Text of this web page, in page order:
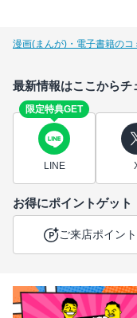
漫画(まんが)・電子書籍の
最新情報はここからチ
限定特典GET
LINE
お得にポイントゲット
ご来店ポイント